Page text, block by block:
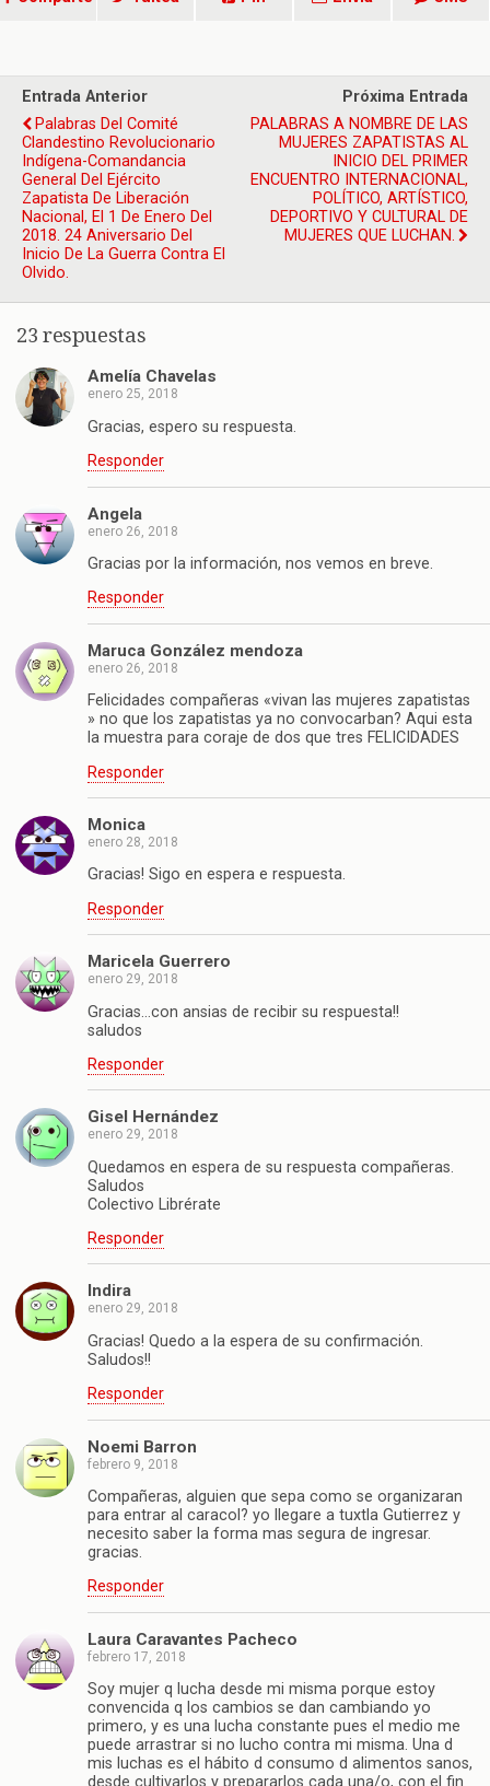
Entrada Anterior
Palabras Del Comité
Clandestino Revolucionario
Indígena-Comandancia
General Del Ejército
Zapatista De Liberación
Nacional, El 1 De Enero Del
2018. 24 Aniversario Del
Inicio De La Guerra Contra El
Olvido.
Próxima Entrada
PALABRAS A NOMBRE DE LAS
MUJERES ZAPATISTAS AL
INICIO DEL PRIMER
ENCUENTRO INTERNACIONAL,
POLÍTICO, ARTÍSTICO,
DEPORTIVO Y CULTURAL DE
MUJERES QUE LUCHAN.
23 respuestas
Amelía Chavelas
enero 25, 2018
Gracias, espero su respuesta.
Responder
Angela
enero 26, 2018
Gracias por la información, nos vemos en breve.
Responder
Maruca González mendoza
enero 26, 2018
Felicidades compañeras «vivan las mujeres zapatistas
» no que los zapatistas ya no convocarban? Aqui esta
la muestra para coraje de dos que tres FELICIDADES
Responder
Monica
enero 28, 2018
Gracias! Sigo en espera e respuesta.
Responder
Maricela Guerrero
enero 29, 2018
Gracias…con ansias de recibir su respuesta!!
saludos
Responder
Gisel Hernández
enero 29, 2018
Quedamos en espera de su respuesta compañeras.
Saludos
Colectivo Librérate
Responder
Indira
enero 29, 2018
Gracias! Quedo a la espera de su confirmación.
Saludos!!
Responder
Noemi Barron
febrero 9, 2018
Compañeras, alguien que sepa como se organizaran
para entrar al caracol? yo llegare a tuxtla Gutierrez y
necesito saber la forma mas segura de ingresar.
gracias.
Responder
Laura Caravantes Pacheco
febrero 17, 2018
Soy mujer q lucha desde mi misma porque estoy
convencida q los cambios se dan cambiando yo
primero, y es una lucha constante pues el medio me
puede arrastrar si no lucho contra mi misma. Una d
mis luchas es el hábito d consumo d alimentos sanos,